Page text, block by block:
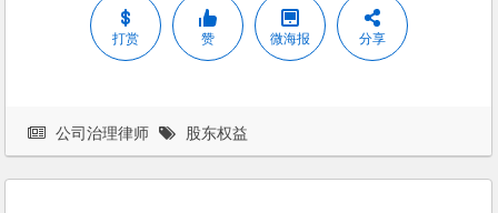
打赏 赞 微海报 分享
公司治理律师 股东权益